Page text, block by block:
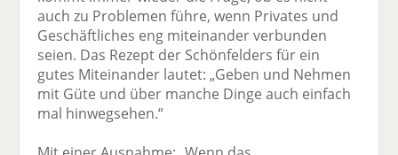
auch zu Problemen führe, wenn Privates und
Geschäftliches eng miteinander verbunden
seien. Das Rezept der Schönfelders für ein
gutes Miteinander lautet: „Geben und Nehmen
mit Güte und über manche Dinge auch einfach
mal hinwegsehen.“